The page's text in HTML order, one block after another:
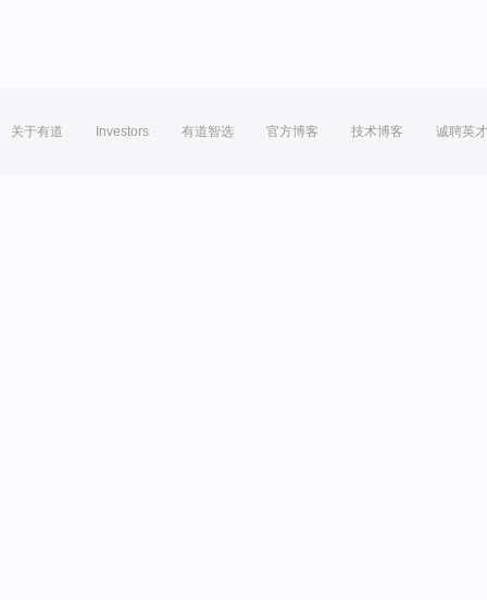
关于有道 Investors 有道智选 官方博客 技术博客 诚聘英才